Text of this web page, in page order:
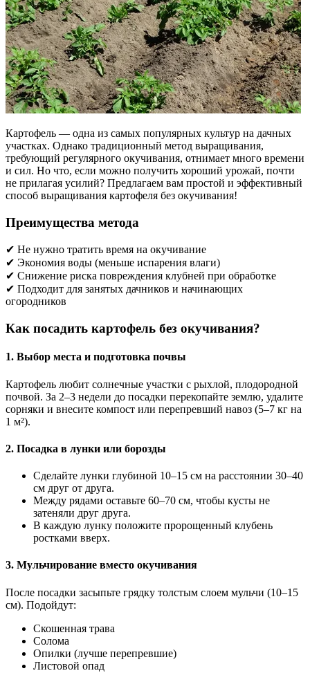
Картофель — одна из самых популярных культур на дачных
участках. Однако традиционный метод выращивания,
требующий регулярного окучивания, отнимает много времени
и сил. Но что, если можно получить хороший урожай, почти
не прилагая усилий? Предлагаем вам простой и эффективный
способ выращивания картофеля без окучивания!
Преимущества метода
✔ Не нужно тратить время на окучивание
✔ Экономия воды (меньше испарения влаги)
✔ Снижение риска повреждения клубней при обработке
✔ Подходит для занятых дачников и начинающих
огородников
Как посадить картофель без окучивания?
1. Выбор места и подготовка почвы
Картофель любит солнечные участки с рыхлой, плодородной
почвой. За 2–3 недели до посадки перекопайте землю, удалите
сорняки и внесите компост или перепревший навоз (5–7 кг на
1 м²).
2. Посадка в лунки или борозды
Сделайте лунки глубиной 10–15 см на расстоянии 30–40
см друг от друга.
Между рядами оставьте 60–70 см, чтобы кусты не
затеняли друг друга.
В каждую лунку положите пророщенный клубень
ростками вверх.
3. Мульчирование вместо окучивания
После посадки засыпьте грядку толстым слоем мульчи (10–15
см). Подойдут:
Скошенная трава
Солома
Опилки (лучше перепревшие)
Листовой опад